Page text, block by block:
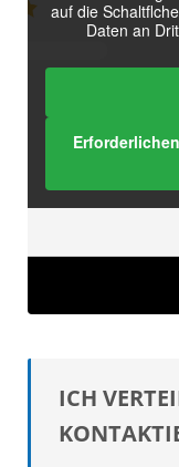
auf die
Daten an
ICH